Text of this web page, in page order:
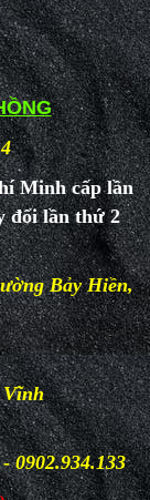
Minh cấp lần
đổi lần thứ 2
Bảy Hiền,
Vĩnh
0902.934.133